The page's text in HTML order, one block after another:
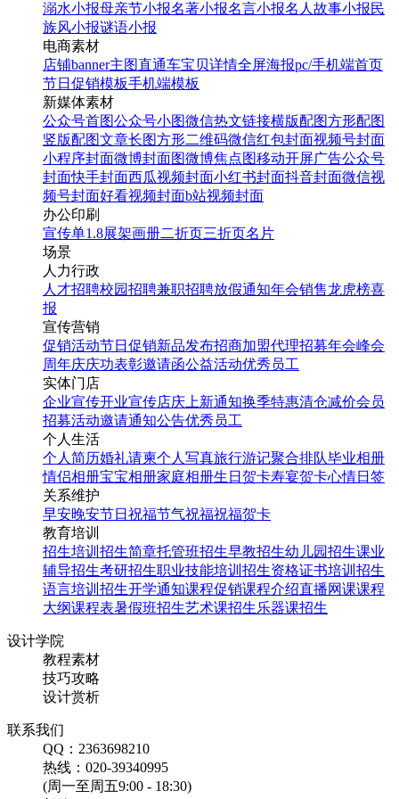
溺水小报母亲节小报名著小报名言小报名人故事小报民
族风小报谜语小报
电商素材
店铺banner主图直通车宝贝详情全屏海报pc/手机端首页
节日促销模板手机端模板
新媒体素材
公众号首图公众号小图微信热文链接横版配图方形配图
竖版配图文章长图方形二维码微信红包封面视频号封面
小程序封面微博封面图微博焦点图移动开屏广告公众号
封面快手封面西瓜视频封面小红书封面抖音封面微信视
频号封面好看视频封面b站视频封面
办公印刷
宣传单1.8展架画册二折页三折页名片
场景
人力行政
人才招聘校园招聘兼职招聘放假通知年会销售龙虎榜喜
报
宣传营销
促销活动节日促销新品发布招商加盟代理招募年会峰会
周年庆庆功表彰邀请函公益活动优秀员工
实体门店
企业宣传开业宣传店庆 上新通知换季特惠清仓减价会员
招募活动邀请通知公告优秀员工
个人生活
个人简历婚礼请柬个人写真旅行游记聚合排队毕业相册
情侣相册宝宝相册家庭相册生日贺卡寿宴贺卡心情日签
关系维护
早安晚安节日祝福节气祝福祝福贺卡
教育培训
招生培训 招生简章托管班招生早教招生幼儿园招生课业
辅导招生考研招生职业技能培训招生资格证书培训招生
语言培训招生开学通知课程促销课程介绍直播网课课程
大纲课程表暑假班招生艺术课招生乐器课招生
设计学院
教程素材
技巧攻略
设计赏析
联系我们
QQ：2363698210
热线：020-39340995
(周一至周五9:00 - 18:30)